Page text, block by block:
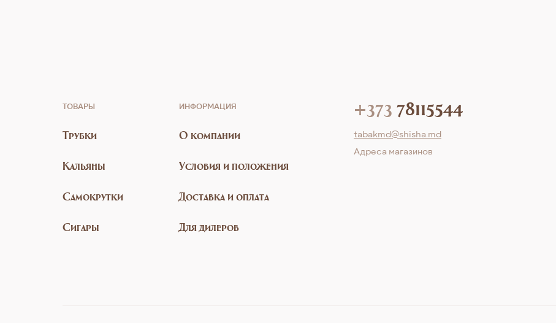
ТОВАРЫ
Трубки
Кальяны
Самокрутки
Сигары
ИНФОРМАЦИЯ
О компании
Условия и положения
Доставка и оплата
Для дилеров
+373 78115544
tabakmd@shisha.md
Aдреса магазинов